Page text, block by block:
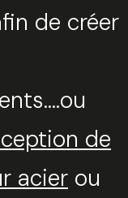
de créer
de
acier ou